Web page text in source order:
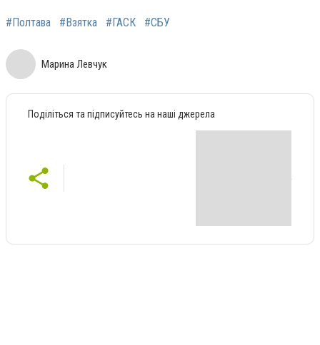
#Полтава #Взятка #ГАСК #СБУ
Марина Левчук
Поділіться та підписуйтесь на наші джерела